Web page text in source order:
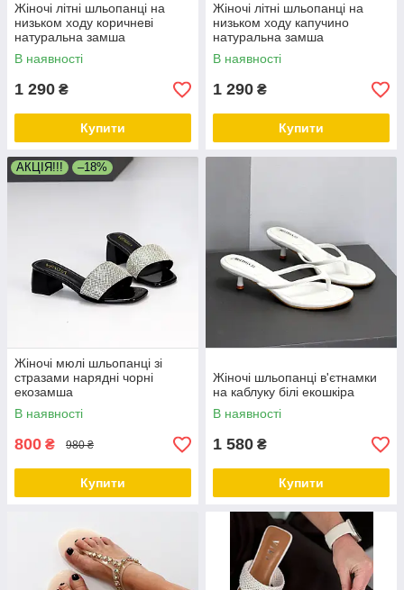
Жіночі літні шльопанці на
низьком ходу коричневі
натуральна замша
В наявності
1 290 ₴
Купити
Жіночі літні шльопанці на
низьком ходу капучино
натуральна замша
В наявності
1 290 ₴
Купити
АКЦІЯ!!! –18%
Жіночі мюлі шльопанці зі
стразами нарядні чорні
екозамша
В наявності
800 ₴ 980 ₴
Купити
Жіночі шльопанці в'єтнамки
на каблуку білі екошкіра
В наявності
1 580 ₴
Купити